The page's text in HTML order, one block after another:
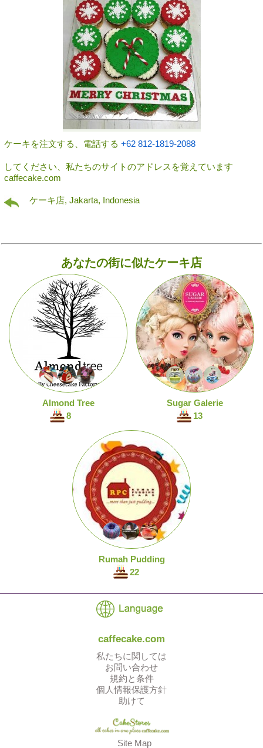
ケーキを注文する、電話する +62 812-1819-2088
してください、私たちのサイトのアドレスを覚えています
caffecake.com
ケーキ店, Jakarta, Indonesia
あなたの街に似たケーキ店
Almond Tree
8
Sugar Galerie
13
Rumah Pudding
22
caffecake.com
私たちに関しては
お問い合わせ
規約と条件
個人情報保護方針
助けて
Site Map